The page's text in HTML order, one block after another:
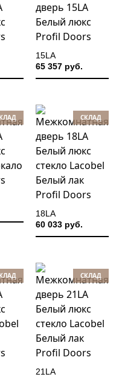
15LA
65 357 руб.
СКЛАД
18LA
60 033 руб.
СКЛАД
21LA